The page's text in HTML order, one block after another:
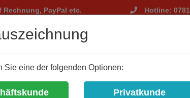
Rechnung, PayPal etc. Hotline:
optimales Einkaufserlebnis zu bieten.
andere dienen zu anonymen Statistikzwecken.
Sie akzeptieren.
Sie eine der folgenden Optionen:
Privatkunde